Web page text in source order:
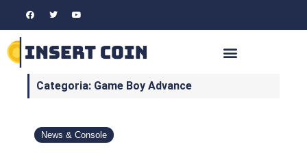
Categoria: Game Boy Advance
News & Console